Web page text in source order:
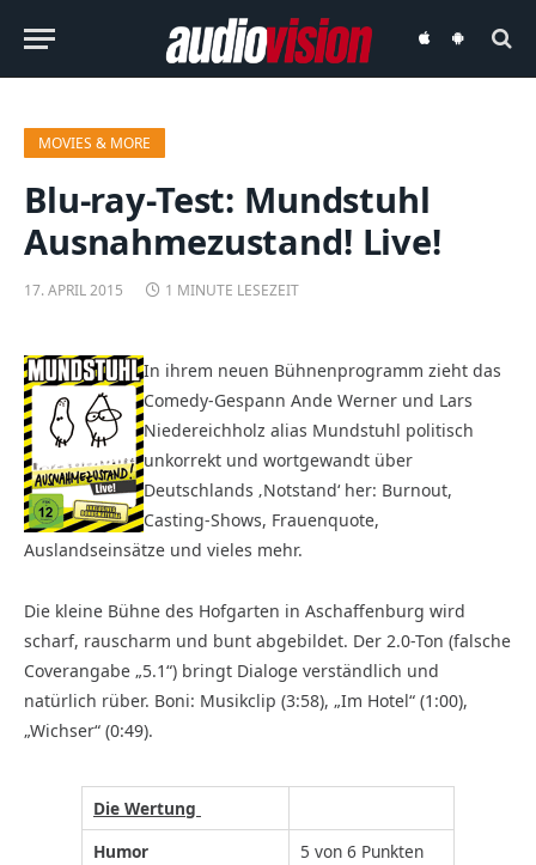
audiovisionaudiovision
MOVIES & MORE
Blu-ray-Test: Mundstuhl 
Ausnahmezustand! Live!
17. APRIL 2015 1 MINUTE LESEZEIT
In ihrem neuen Bühnenprogramm zieht das
Comedy-Gespann Ande Werner und Lars
Niedereichholz alias Mundstuhl politisch
unkorrekt und wortgewandt über
Deutschlands ‚Notstand‘ her: Burnout,
Casting-Shows, Frauenquote,
Auslandseinsätze und vieles mehr.
Die kleine Bühne des Hofgarten in Aschaffenburg wird
scharf, rauscharm und bunt abgebildet. Der 2.0-Ton (falsche
Coverangabe „5.1“) bringt Dialoge verständlich und
natürlich rüber. Boni: Musikclip (3:58), „Im Hotel“ (1:00),
„Wichser“ (0:49).
Die Wertung
Humor
5 von 6 Punkten